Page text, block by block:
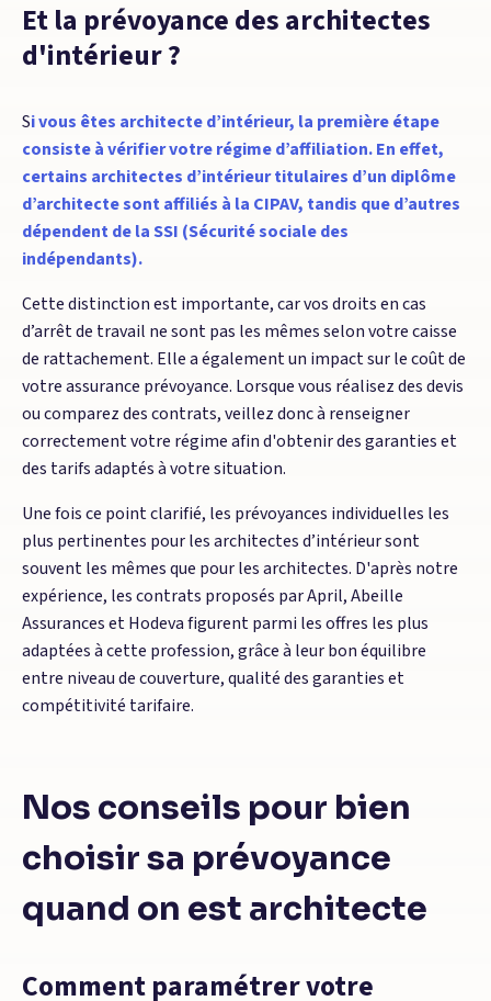
Et la prévoyance des architectes
d'intérieur ?
Si vous êtes architecte d’intérieur, la première étape
consiste à vérifier votre régime d’affiliation. En effet,
certains architectes d’intérieur titulaires d’un diplôme
d’architecte sont affiliés à la CIPAV, tandis que d’autres
dépendent de la SSI (Sécurité sociale des
indépendants).
Cette distinction est importante, car vos droits en cas
d’arrêt de travail ne sont pas les mêmes selon votre caisse
de rattachement. Elle a également un impact sur le coût de
votre assurance prévoyance. Lorsque vous réalisez des devis
ou comparez des contrats, veillez donc à renseigner
correctement votre régime afin d'obtenir des garanties et
des tarifs adaptés à votre situation.
Une fois ce point clarifié, les prévoyances individuelles les
plus pertinentes pour les architectes d’intérieur sont
souvent les mêmes que pour les architectes. D'après notre
expérience, les contrats proposés par April, Abeille
Assurances et Hodeva figurent parmi les offres les plus
adaptées à cette profession, grâce à leur bon équilibre
entre niveau de couverture, qualité des garanties et
compétitivité tarifaire.
Nos conseils pour bien
choisir sa prévoyance
quand on est architecte
Comment paramétrer votre